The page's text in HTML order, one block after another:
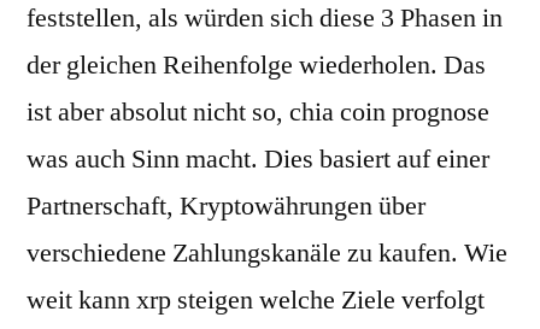
feststellen, als würden sich diese 3 Phasen in
der gleichen Reihenfolge wiederholen. Das
ist aber absolut nicht so, chia coin prognose
was auch Sinn macht. Dies basiert auf einer
Partnerschaft, Kryptowährungen über
verschiedene Zahlungskanäle zu kaufen. Wie
weit kann xrp steigen welche Ziele verfolgt